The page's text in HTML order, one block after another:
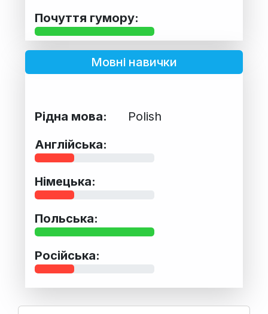
Почуття гумору:
Мовні навички
Рідна мова:
Polish
Англійська:
Німецька:
Польська:
Російська: